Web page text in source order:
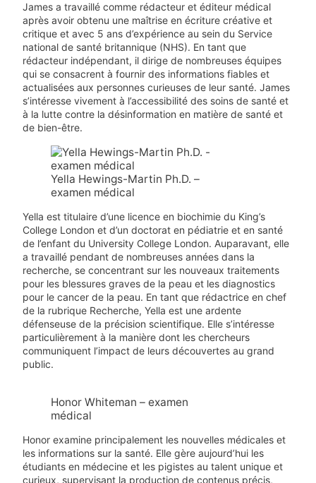
James a travaillé comme rédacteur et éditeur médical
après avoir obtenu une maîtrise en écriture créative et
critique et avec 5 ans d’expérience au sein du Service
national de santé britannique (NHS). En tant que
rédacteur indépendant, il dirige de nombreuses équipes
qui se consacrent à fournir des informations fiables et
actualisées aux personnes curieuses de leur santé. James
s’intéresse vivement à l’accessibilité des soins de santé et
à la lutte contre la désinformation en matière de santé et
de bien-être.
Yella Hewings-Martin Ph.D. –
examen médical
Yella est titulaire d’une licence en biochimie du King’s
College London et d’un doctorat en pédiatrie et en santé
de l’enfant du University College London. Auparavant, elle
a travaillé pendant de nombreuses années dans la
recherche, se concentrant sur les nouveaux traitements
pour les blessures graves de la peau et les diagnostics
pour le cancer de la peau. En tant que rédactrice en chef
de la rubrique Recherche, Yella est une ardente
défenseuse de la précision scientifique. Elle s’intéresse
particulièrement à la manière dont les chercheurs
communiquent l’impact de leurs découvertes au grand
public.
Honor Whiteman – examen
médical
Honor examine principalement les nouvelles médicales et
les informations sur la santé. Elle gère aujourd’hui les
étudiants en médecine et les pigistes au talent unique et
curieux, supervisant la production de contenus précis,